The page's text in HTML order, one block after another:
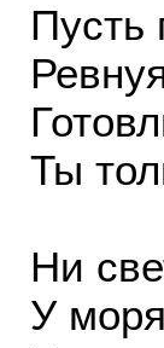
Пусть
Ты
Ни
У